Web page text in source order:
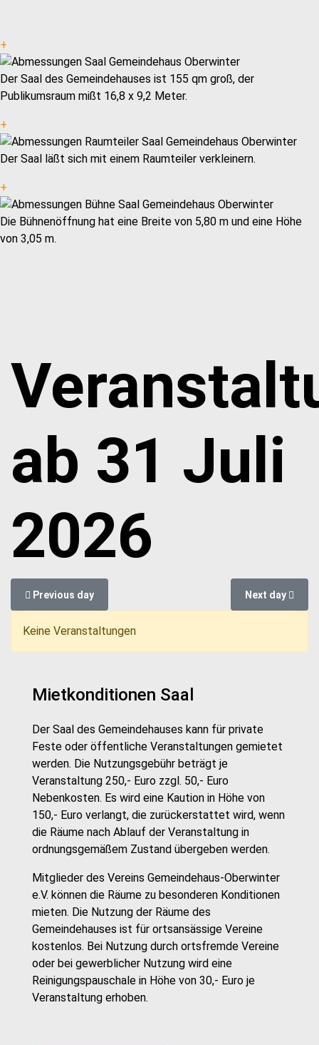
+
Der Saal des Gemeindehauses ist 155 qm groß, der
Publikumsraum mißt 16,8 x 9,2 Meter.
+
Der Saal läßt sich mit einem Raumteiler verkleinern.
+
Die Bühnenöffnung hat eine Breite von 5,80 m und eine Höhe
von 3,05 m.
ab 31 Juli
2026
Previous day Next day
Keine Veranstaltungen
Mietkonditionen Saal
Der Saal des Gemeindehauses kann für private
Feste oder öffentliche Veranstaltungen gemietet
werden. Die Nutzungsgebühr beträgt je
Veranstaltung 250,- Euro zzgl. 50,- Euro
Nebenkosten. Es wird eine Kaution in Höhe von
150,- Euro verlangt, die zurückerstattet wird, wenn
die Räume nach Ablauf der Veranstaltung in
ordnungsgemäßem Zustand übergeben werden.
Mitglieder des Vereins Gemeindehaus-Oberwinter
e.V. können die Räume zu besonderen Konditionen
mieten. Die Nutzung der Räume des
Gemeindehauses ist für ortsansässige Vereine
kostenlos. Bei Nutzung durch ortsfremde Vereine
oder bei gewerblicher Nutzung wird eine
Reinigungspauschale in Höhe von 30,- Euro je
Veranstaltung erhoben.